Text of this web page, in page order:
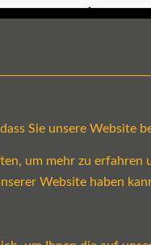
Sie unsere Website
um mehr zu erfahren
Website haben